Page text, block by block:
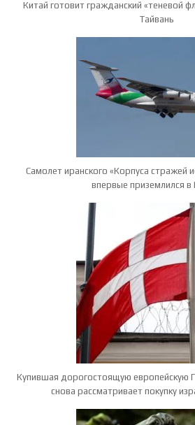
Китай готовит гражданский «теневой
Тайвань
Самолет иранского «Корпуса стражей
впервые приземлился
Купившая дорогостоящую европейскую
снова рассматривает покупку